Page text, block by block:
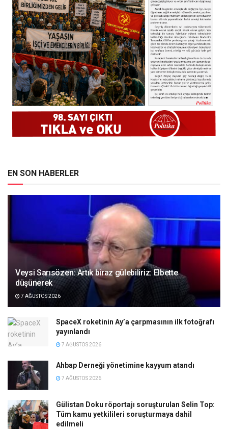
EN SON HABERLER
Veysi Sarısözen: Artık biraz gülebiliriz: Elbette
düşünerek
7 AĞUSTOS 2026
SpaceX roketinin Ay’a çarpmasının ilk fotoğrafı
yayınlandı
7 AĞUSTOS 2026
Ahbap Derneği yönetimine kayyum atandı
7 AĞUSTOS 2026
Gülistan Doku röportajı soruşturulan Selin Top:
Tüm kamu yetkilileri soruşturmaya dahil
edilmeli